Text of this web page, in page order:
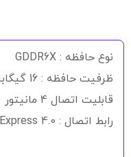
نوع حافظه : GDDR6X
ظرفیت حافظه : 16 گیگابایت
قابلیت اتصال 4 مانیتور
رابط اتصال : PCI Express 4.0